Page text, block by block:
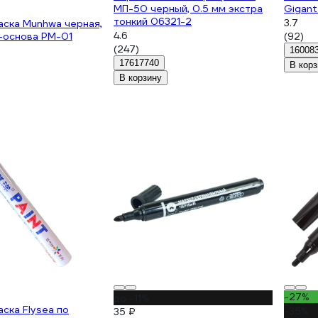
Munhwa черная,
PM-01
МП-50 черный, 0.5 мм экстра
тонкий 06321-2
4.6
(247)
17617740
В корзину
3.7
(92)
В
Flysea по
35 ₽
-27%